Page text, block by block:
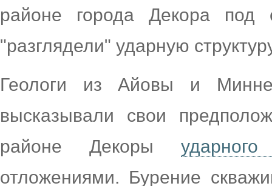
районе города Декора под
"разглядели" ударную
Геологи из Айовы и
высказывали свои
районе Декоры
отложениями. Бурение